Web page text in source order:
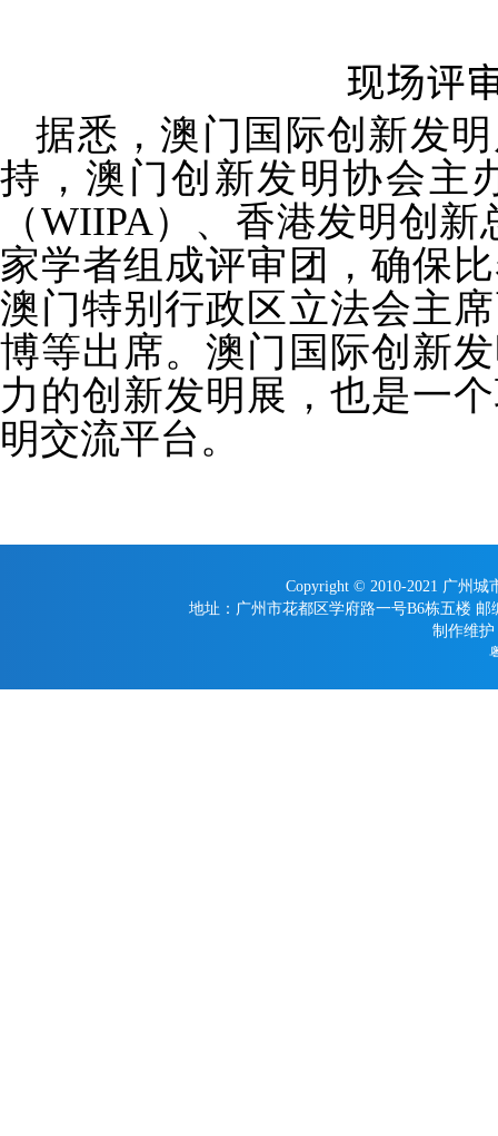
现场评
据悉，澳门国际创新发
持，澳门创新发明协会主
（WIIPA）、香港发明创新
家学者组成评审团，确保
澳门特别行政区立法会主
博等出席。澳门国际创新
力的创新发明展，也是一
明交流平台。
Copyright © 2010-2021 广州城
地址：广州市花都区学府路一号B6栋五楼 邮
制作维护